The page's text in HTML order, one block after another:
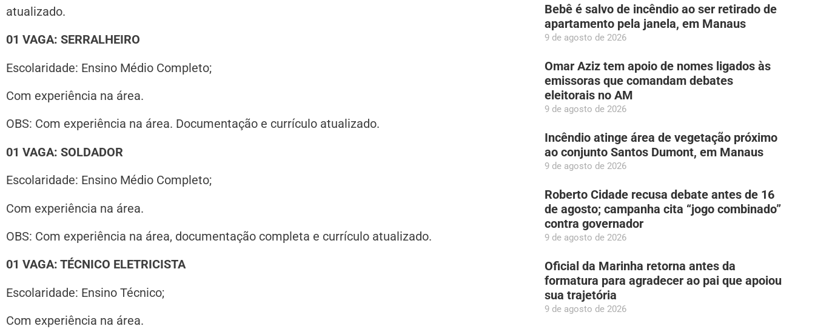
atualizado.
01 VAGA: SERRALHEIRO
Escolaridade: Ensino Médio Completo;
Com experiência na área.
OBS: Com experiência na área. Documentação e currículo atualizado.
01 VAGA: SOLDADOR
Escolaridade: Ensino Médio Completo;
Com experiência na área.
OBS: Com experiência na área, documentação completa e currículo atualizado.
01 VAGA: TÉCNICO ELETRICISTA
Escolaridade: Ensino Técnico;
Com experiência na área.
Bebê é salvo de incêndio ao ser retirado de
apartamento pela janela, em Manaus
9 de agosto de 2026
Omar Aziz tem apoio de nomes ligados às
emissoras que comandam debates
eleitorais no AM
9 de agosto de 2026
Incêndio atinge área de vegetação próximo
ao conjunto Santos Dumont, em Manaus
9 de agosto de 2026
Roberto Cidade recusa debate antes de 16
de agosto; campanha cita “jogo combinado”
contra governador
9 de agosto de 2026
Oficial da Marinha retorna antes da
formatura para agradecer ao pai que apoiou
sua trajetória
9 de agosto de 2026